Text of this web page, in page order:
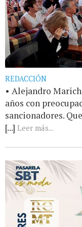
REDACCIÓN
• Alejandro
años con
sancionadores.
[...] Leer más...